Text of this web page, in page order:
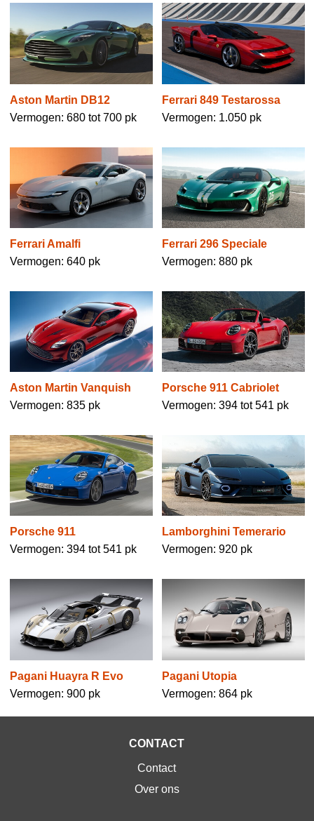
Aston Martin DB12
Vermogen: 680 tot 700 pk
Ferrari 849 Testarossa
Vermogen: 1.050 pk
Ferrari Amalfi
Vermogen: 640 pk
Ferrari 296 Speciale
Vermogen: 880 pk
Aston Martin Vanquish
Vermogen: 835 pk
Porsche 911 Cabriolet
Vermogen: 394 tot 541 pk
Porsche 911
Vermogen: 394 tot 541 pk
Lamborghini Temerario
Vermogen: 920 pk
Pagani Huayra R Evo
Vermogen: 900 pk
Pagani Utopia
Vermogen: 864 pk
CONTACT
Contact
Over ons